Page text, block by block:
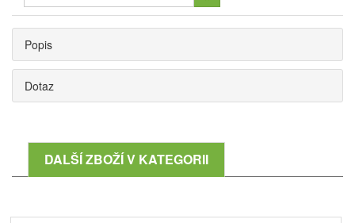
Popis
Dotaz
DALŠÍ ZBOŽÍ V KATEGORII